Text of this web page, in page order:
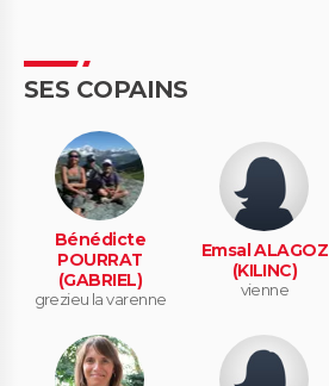
SES COPAINS
Bénédicte
POURRAT
(GABRIEL)
grezieu la varenne
Emsal ALAGOZ
(KILINC)
vienne